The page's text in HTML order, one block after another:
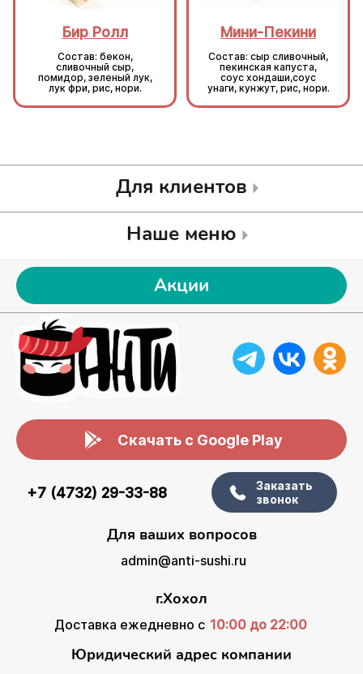
Бир Ролл
Состав: бекон,
сливочный сыр,
помидор, зеленый лук,
лук фри, рис, нори.
Мини-Пекини
Состав: сыр сливочный,
пекинская капуста,
соус хондаши,соус
унаги, кунжут, рис, нори.
Для клиентов
Наше меню
Акции
Скачать с Google Play
+7 (4732) 29-33-88
Заказать
звонок
Для ваших вопросов
admin@anti-sushi.ru
г.Хохол
Доставка ежедневно с 10:00 до 22:00
Юридический адрес компании